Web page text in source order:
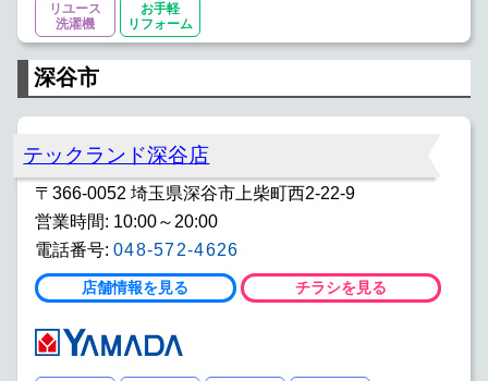
リユース
洗濯機
お手軽
リフォーム
深谷市
テックランド深谷店
〒366-0052 埼玉県深谷市上柴町西2-22-9
営業時間: 10:00～20:00
電話番号: 048-572-4626
店舗情報を見る チラシを見る